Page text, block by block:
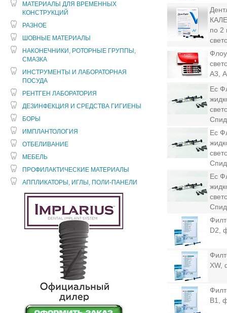
МАТЕРИАЛЫ ДЛЯ ВРЕМЕННЫХ
КОНСТРУКЦИЙ
РАЗНОЕ
ШОВНЫЕ МАТЕРИАЛЫ
НАКОНЕЧНИКИ, РОТОРНЫЕ ГРУППЫ,
СМАЗКА
ИНСТРУМЕНТЫ И ЛАБОРАТОРНАЯ
ПОСУДА
РЕНТГЕН ЛАБОРАТОРИЯ
ДЕЗИНФЕКЦИЯ И СРЕДСТВА ГИГИЕНЫ
БОРЫ
ИМПЛАНТОЛОГИЯ
ОТБЕЛИВАНИЕ
МЕБЕЛЬ
ПРОФИЛАКТИЧЕСКИЕ МАТЕРИАЛЫ
АППЛИКАТОРЫ, ИГЛЫ, ПОЛИ-ПАНЕЛИ
по 2
А3,
Ес
Ес
Ес
D2,
XW,
B1,